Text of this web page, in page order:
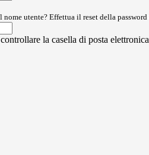
nome utente? Effettua il reset della
la casella di posta